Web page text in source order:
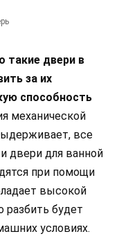
такие двери в
за их
способность
механической
все
двери для ванной
при помощи
высокой
разбить будет
условиях.